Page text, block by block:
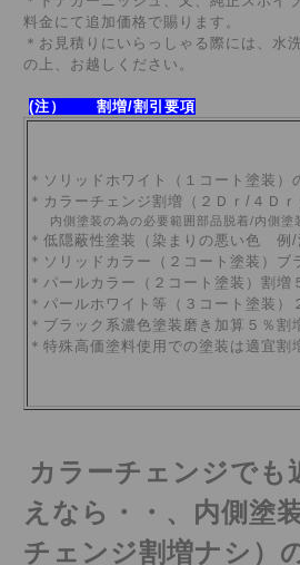
料金にて追加価格で賜ります。
＊お見積りにいらっしゃる際には、水
の上、お越しください。
(注） 割増/割引要項
＊ソリッドホワイト（１コート塗装）
＊カラーチェンジ割増
（２Ｄｒ/４Ｄ
内側塗装の為の必要範囲部品脱着/内側塗
＊低隠蔽性塗装（染まりの悪い色 例
＊ソリッドカラー（２コート塗装）
＊パールカラー（２コート塗装）割
＊パールホワイト等（３コート塗装）
＊ブラック系濃色塗装磨き加算５％割
＊特殊高価塗料使用での塗装は適宜割
カラーチェンジでも
えなら・・、 内側塗
チェンジ割増ナシ）